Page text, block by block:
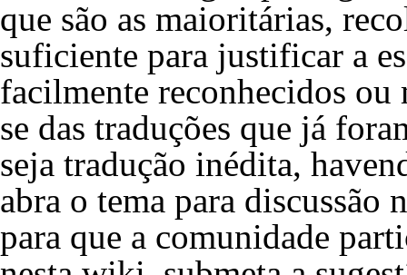
que são as maioritárias,
suficiente para justificar a
facilmente reconhecidos
se das traduções que já
seja tradução inédita,
abra o tema para
para que a comunidade